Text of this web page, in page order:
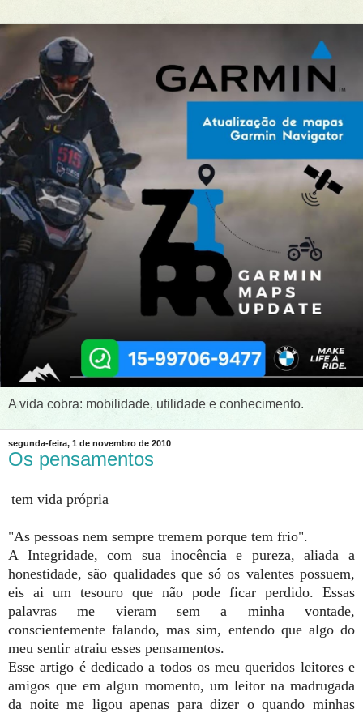
A vida cobra: mobilidade, utilidade e conhecimento.
segunda-feira, 1 de novembro de 2010
Os pensamentos
tem vida própria
"As pessoas nem sempre tremem porque tem frio".
A Integridade, com sua inocência e pureza, aliada a
honestidade, são qualidades que só os valentes possuem,
eis ai um tesouro que não pode ficar perdido. Essas
palavras me vieram sem a minha vontade,
conscientemente falando, mas sim, entendo que algo do
meu sentir atraiu esses pensamentos.
Esse artigo é dedicado a todos os meu queridos leitores e
amigos que em algun momento, um leitor na madrugada
da noite me ligou apenas para dizer o quando minhas